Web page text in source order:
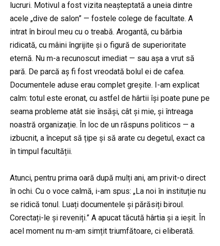
lucruri. Motivul a fost vizita neașteptată a uneia dintre
acele „dive de salon” — fostele colege de facultate. A
intrat în biroul meu cu o treabă. Arogantă, cu bărbia
ridicată, cu mâini îngrijite și o figură de superioritate
eternă. Nu m-a recunoscut imediat — sau așa a vrut să
pară. De parcă aș fi fost vreodată bolul ei de cafea.
Documentele aduse erau complet greșite. I-am explicat
calm: totul este eronat, cu astfel de hârtii își poate pune pe
seama probleme atât sie însăși, cât și mie, și întreaga
noastră organizație. În loc de un răspuns politicos — a
izbucnit, a început să țipe și să arate cu degetul, exact ca
în timpul facultății.
Atunci, pentru prima oară după mulți ani, am privit-o direct
în ochi. Cu o voce calmă, i-am spus: „La noi în instituție nu
se ridică tonul. Luați documentele și părăsiți biroul.
Corectați-le și reveniți.” A apucat tăcută hârtia și a ieșit. În
acel moment nu m-am simțit triumfătoare, ci eliberată.